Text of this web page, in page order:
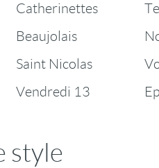
Catherinettes
Beaujolais
Saint Nicolas
Vendredi 13
style